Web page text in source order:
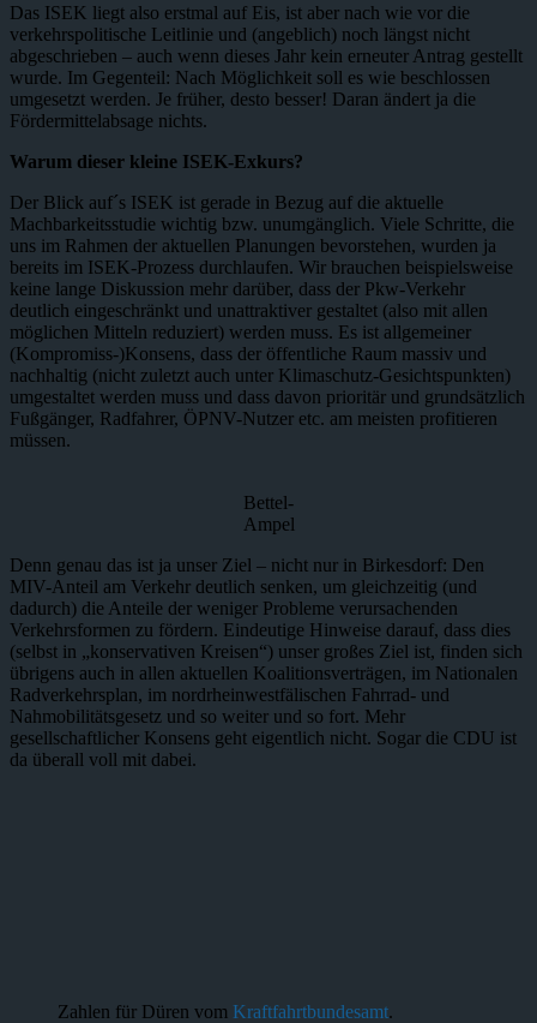
Das ISEK liegt also erstmal auf Eis, ist aber nach wie vor die
verkehrspolitische Leitlinie und (angeblich) noch längst nicht
abgeschrieben – auch wenn dieses Jahr kein erneuter Antrag gestellt
wurde. Im Gegenteil: Nach Möglichkeit soll es wie beschlossen
umgesetzt werden. Je früher, desto besser! Daran ändert ja die
Fördermittelabsage nichts.
Warum dieser kleine ISEK-Exkurs?
Der Blick auf´s ISEK ist gerade in Bezug auf die aktuelle
Machbarkeitsstudie wichtig bzw. unumgänglich. Viele Schritte, die
uns im Rahmen der aktuellen Planungen bevorstehen, wurden ja
bereits im ISEK-Prozess durchlaufen. Wir brauchen beispielsweise
keine lange Diskussion mehr darüber, dass der Pkw-Verkehr
deutlich eingeschränkt und unattraktiver gestaltet (also mit allen
möglichen Mitteln reduziert) werden muss. Es ist allgemeiner
(Kompromiss-)Konsens, dass der öffentliche Raum massiv und
nachhaltig (nicht zuletzt auch unter Klimaschutz-Gesichtspunkten)
umgestaltet werden muss und dass davon prioritär und grundsätzlich
Fußgänger, Radfahrer, ÖPNV-Nutzer etc. am meisten profitieren
müssen.
Bettel-
Ampel
Denn genau das ist ja unser Ziel – nicht nur in Birkesdorf: Den
MIV-Anteil am Verkehr deutlich senken, um gleichzeitig (und
dadurch) die Anteile der weniger Probleme verursachenden
Verkehrsformen zu fördern. Eindeutige Hinweise darauf, dass dies
(selbst in „konservativen Kreisen“) unser großes Ziel ist, finden sich
übrigens auch in allen aktuellen Koalitionsverträgen, im Nationalen
Radverkehrsplan, im nordrheinwestfälischen Fahrrad- und
Nahmobilitätsgesetz und so weiter und so fort. Mehr
gesellschaftlicher Konsens geht eigentlich nicht. Sogar die CDU ist
da überall voll mit dabei.
Zahlen für Düren vom Kraftfahrtbundesamt.